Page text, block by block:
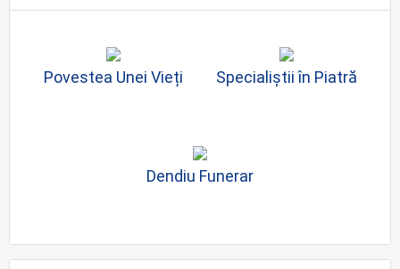
Povestea Unei Vieți Specialiştii în Piatră
Dendiu Funerar